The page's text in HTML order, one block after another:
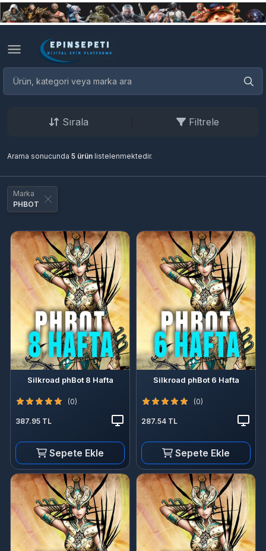
Sırala Filtrele
Arama sonucunda 5 ürün listelenmektedir.
Marka
PHBOT
Silkroad phBot 8 Hafta
(0)
387.95 TL
Sepete Ekle
Silkroad phBot 6 Hafta
(0)
287.54 TL
Sepete Ekle